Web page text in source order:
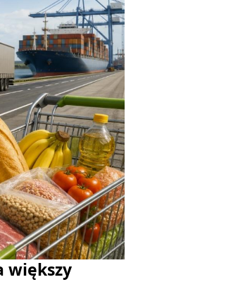
większy